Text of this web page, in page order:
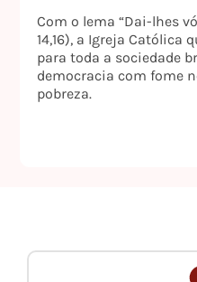
Com o lema “Dai-lhes
14,16), a Igreja Católica
para toda a sociedade
democracia com fome
pobreza.